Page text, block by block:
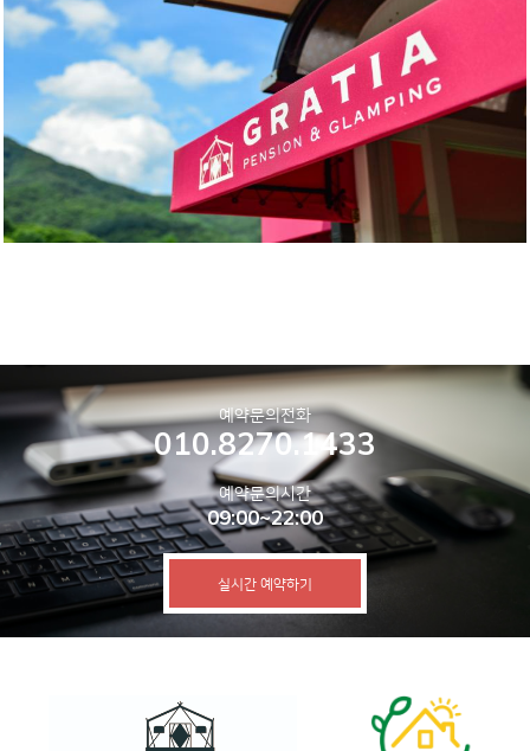
예약문의전화
010.8270.1433
예약문의시간
09:00~22:00
실시간 예약하기